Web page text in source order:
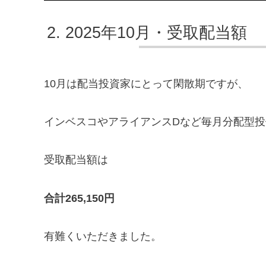
2025年10月・受取配当額
10月は配当投資家にとって閑散期ですが、
インベスコやアライアンスDなど毎月分配型
受取配当額は
合計265,150円
有難くいただきました。